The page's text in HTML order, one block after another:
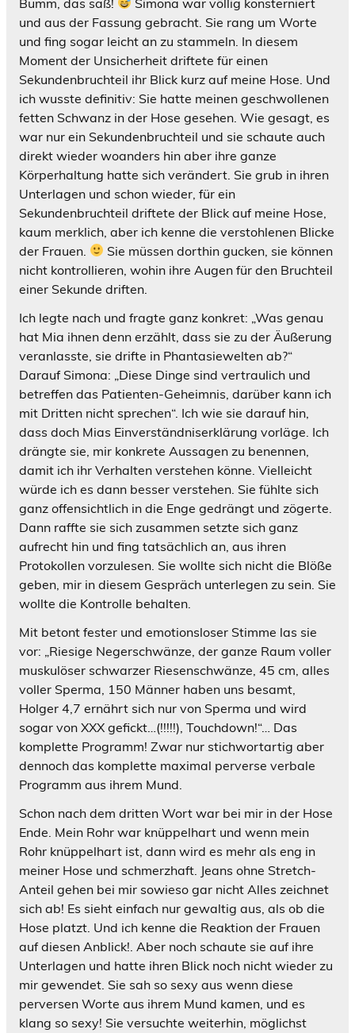
und aus der Fassung gebracht. Sie rang um Worte
und fing sogar leicht an zu stammeln. In diesem
Moment der Unsicherheit driftete für einen
Sekundenbruchteil ihr Blick kurz auf meine Hose. Und
ich wusste definitiv: Sie hatte meinen geschwollenen
fetten Schwanz in der Hose gesehen. Wie gesagt, es
war nur ein Sekundenbruchteil und sie schaute auch
direkt wieder woanders hin aber ihre ganze
Körperhaltung hatte sich verändert. Sie grub in ihren
Unterlagen und schon wieder, für ein
Sekundenbruchteil driftete der Blick auf meine Hose,
kaum merklich, aber ich kenne die verstohlenen Blicke
der Frauen.
Sie müssen dorthin gucken, sie können
nicht kontrollieren, wohin ihre Augen für den Bruchteil
einer Sekunde driften.
Ich legte nach und fragte ganz konkret: „Was genau
hat Mia ihnen denn erzählt, dass sie zu der Äußerung
veranlasste, sie drifte in Phantasiewelten ab?“
Darauf Simona: „Diese Dinge sind vertraulich und
betreffen das Patienten-Geheimnis, darüber kann ich
mit Dritten nicht sprechen“. Ich wie sie darauf hin,
dass doch Mias Einverständniserklärung vorläge. Ich
drängte sie, mir konkrete Aussagen zu benennen,
damit ich ihr Verhalten verstehen könne. Vielleicht
würde ich es dann besser verstehen. Sie fühlte sich
ganz offensichtlich in die Enge gedrängt und zögerte.
Dann raffte sie sich zusammen setzte sich ganz
aufrecht hin und fing tatsächlich an, aus ihren
Protokollen vorzulesen. Sie wollte sich nicht die Blöße
geben, mir in diesem Gespräch unterlegen zu sein. Sie
wollte die Kontrolle behalten.
Mit betont fester und emotionsloser Stimme las sie
vor: „Riesige Negerschwänze, der ganze Raum voller
muskulöser schwarzer Riesenschwänze, 45 cm, alles
voller Sperma, 150 Männer haben uns besamt,
Holger 4,7 ernährt sich nur von Sperma und wird
sogar von XXX gefickt…(!!!!!), Touchdown!“… Das
komplette Programm! Zwar nur stichwortartig aber
dennoch das komplette maximal perverse verbale
Programm aus ihrem Mund.
Schon nach dem dritten Wort war bei mir in der Hose
Ende. Mein Rohr war knüppelhart und wenn mein
Rohr knüppelhart ist, dann wird es mehr als eng in
meiner Hose und schmerzhaft. Jeans ohne Stretch-
Anteil gehen bei mir sowieso gar nicht Alles zeichnet
sich ab! Es sieht einfach nur gewaltig aus, als ob die
Hose platzt. Und ich kenne die Reaktion der Frauen
auf diesen Anblick!. Aber noch schaute sie auf ihre
Unterlagen und hatte ihren Blick noch nicht wieder zu
mir gewendet. Sie sah so sexy aus wenn diese
perversen Worte aus ihrem Mund kamen, und es
klang so sexy! Sie versuchte weiterhin, möglichst